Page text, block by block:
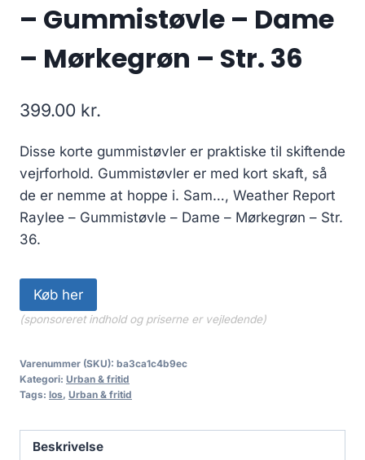
– Gummistøvle – Dame
– Mørkegrøn – Str. 36
399.00 kr.
Disse korte gummistøvler er praktiske til skiftende
vejrforhold. Gummistøvler er med kort skaft, så
de er nemme at hoppe i. Sam…, Weather Report
Raylee – Gummistøvle – Dame – Mørkegrøn – Str.
36.
Køb her
(sponsoreret indhold og priserne er vejledende)
Varenummer (SKU): ba3ca1c4b9ec
Kategori: Urban & fritid
Tags: los, Urban & fritid
Beskrivelse